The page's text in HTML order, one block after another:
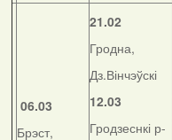
06.03
Брэст,
21.02
Гродна,
Дз.Вінчэўскі
12.03
Гродзеснкі р-